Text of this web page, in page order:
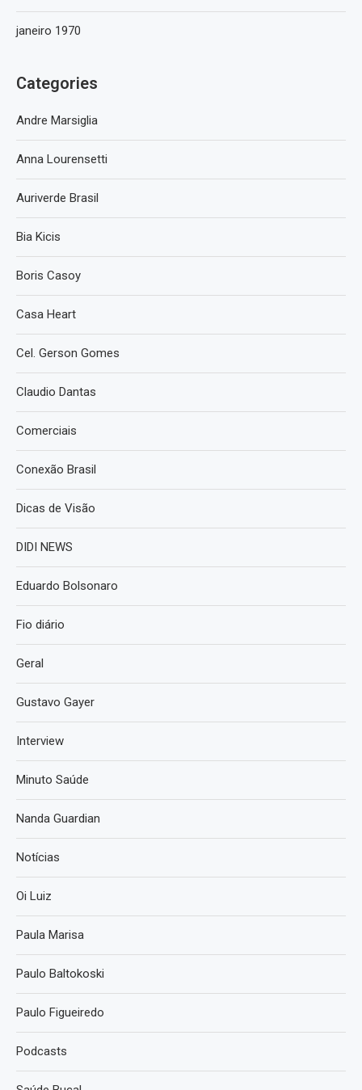
janeiro 1970
Categories
Andre Marsiglia
Anna Lourensetti
Auriverde Brasil
Bia Kicis
Boris Casoy
Casa Heart
Cel. Gerson Gomes
Claudio Dantas
Comerciais
Conexão Brasil
Dicas de Visão
DIDI NEWS
Eduardo Bolsonaro
Fio diário
Geral
Gustavo Gayer
Interview
Minuto Saúde
Nanda Guardian
Notícias
Oi Luiz
Paula Marisa
Paulo Baltokoski
Paulo Figueiredo
Podcasts